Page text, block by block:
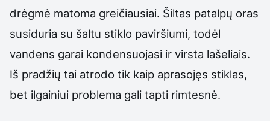
drėgmė matoma greičiausiai. Šiltas patalpų oras
susiduria su šaltu stiklo paviršiumi, todėl
vandens garai kondensuojasi ir virsta lašeliais.
Iš pradžių tai atrodo tik kaip aprasojęs stiklas,
bet ilgainiui problema gali tapti rimtesnė.